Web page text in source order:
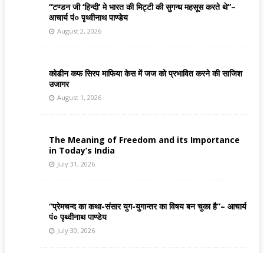
“टण्डन जी ‘हिन्दी’ मे भारत की मिट्टी की सुगन्ध महसूस करते थे”–
आचार्य पं० पृथ्वीनाथ पाण्डेय
August 2, 2026
कोडीन कफ सिरप माफिया केस में जज को प्रभावित करने की साजिश
उजागर
August 1, 2026
The Meaning of Freedom and its Importance
in Today’s India
July 31, 2026
“प्रेमचन्द का कथा-संसार युग-युगान्तर का विषय बन चुका है”– आचार्य
पं० पृथ्वीनाथ पाण्डेय
July 30, 2026